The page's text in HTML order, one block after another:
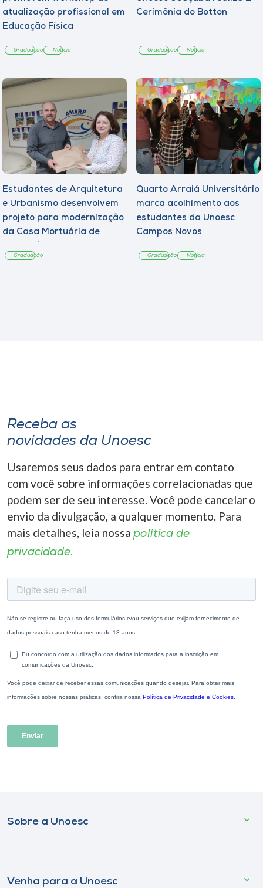
atualização profissional em
Educação Física
Graduação Notícia
Cerimônia do Botton
Graduação Notícia
Estudantes de Arquitetura
e Urbanismo desenvolvem
projeto para modernização
da Casa Mortuária de
Graduação
Quarto Arraiá Universitário
marca acolhimento aos
estudantes da Unoesc
Campos Novos
Graduação Notícia
Receba as
novidades da Unoesc
Usaremos seus dados para entrar em contato
com você sobre informações correlacionadas que
podem ser de seu interesse. Você pode cancelar o
envio da divulgação, a qualquer momento. Para
mais detalhes, leia nossa política de
privacidade.
Sobre a Unoesc
Venha para a Unoesc